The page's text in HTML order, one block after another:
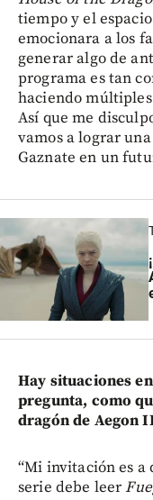
tiempo y el
emocionara a los
generar algo de
programa es tan
haciendo
Así que me
vamos a lograr
Gaznate en un
Hay situaciones
pregunta, como
dragón de Aegon
“Mi invitación es a
serie debe leer